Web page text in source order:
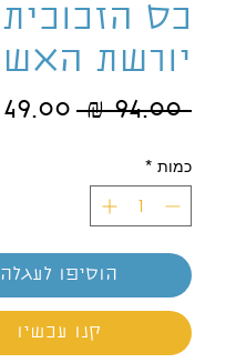
יורשת האש
‏94.00 ‏₪
מחיר
כמות *
הוסיפו לעגלה
קנו עכשיו